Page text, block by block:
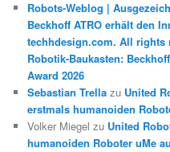
Robots-Weblog |
Beckhoff ATRO erhält den
techhdesign.com. All rights
Robotik-Baukasten:
Award 2026
Sebastian Trella zu United
erstmals humanoiden
Volker Miegel zu United
humanoiden Roboter uMe